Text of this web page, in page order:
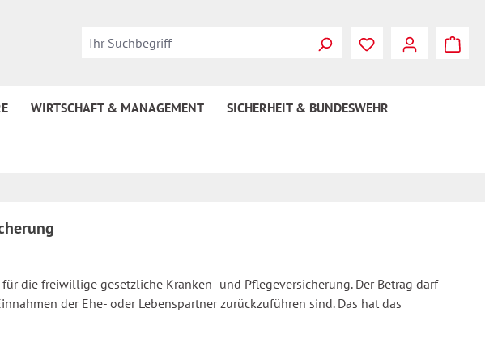
WIRTSCHAFT & MANAGEMENT SICHERHEIT & BUNDESWEHR
die freiwillige gesetzliche Kranken- und Pflegeversicherung. Der Betrag darf
der Ehe- oder Lebenspartner zurückzuführen sind. Das hat das